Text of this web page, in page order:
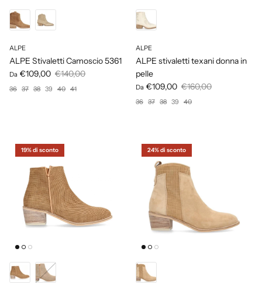
ALPE
ALPE Stivaletti Camoscio 5361
Da €109,00 €140,00
36 37 38 39 40 41
ALPE
ALPE stivaletti texani donna in
pelle
Da €109,00 €160,00
36 37 38 39 40
19% di sconto 24% di sconto